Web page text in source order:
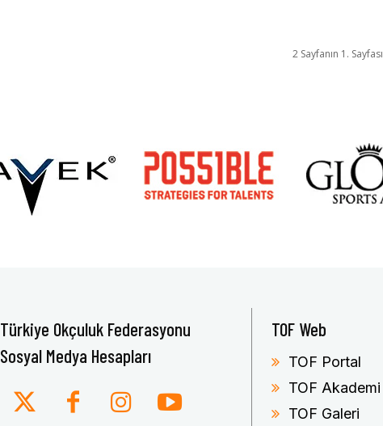
2 Sayfanın 1. Sayfası
Türkiye Okçuluk Federasyonu
Sosyal Medya Hesapları
TOF Web
TOF Portal
TOF Akademi
TOF Galeri